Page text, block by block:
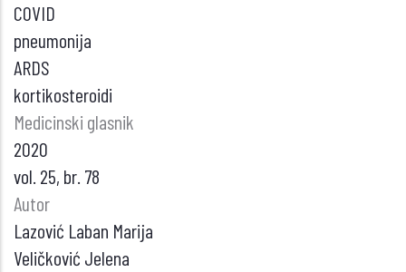
COVID
pneumonija
ARDS
kortikosteroidi
Medicinski glasnik
2020
vol. 25, br. 78
Autor
Lazović Laban Marija
Veličković Jelena